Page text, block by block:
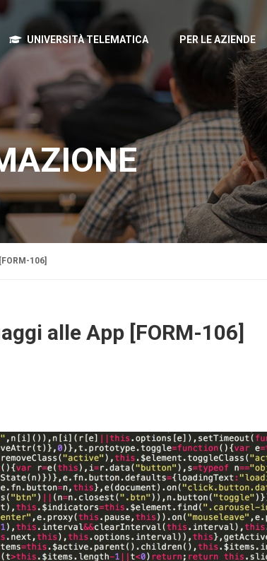
UNIVERSITÀ TELEMATICA PER LE AZIENDE
106]
alle App [FORM-106]